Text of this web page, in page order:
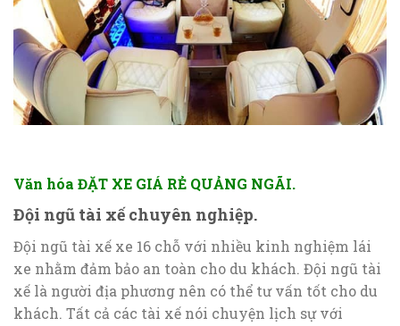
Văn hóa ĐẶT XE GIÁ RẺ QUẢNG NGÃI.
Đội ngũ tài xế chuyên nghiệp.
Đội ngũ tài xế xe 16 chỗ với nhiều kinh nghiệm lái
xe nhằm đảm bảo an toàn cho du khách. Đội ngũ tài
xế là người địa phương nên có thể tư vấn tốt cho du
khách. Tất cả các tài xế nói chuyện lịch sự với